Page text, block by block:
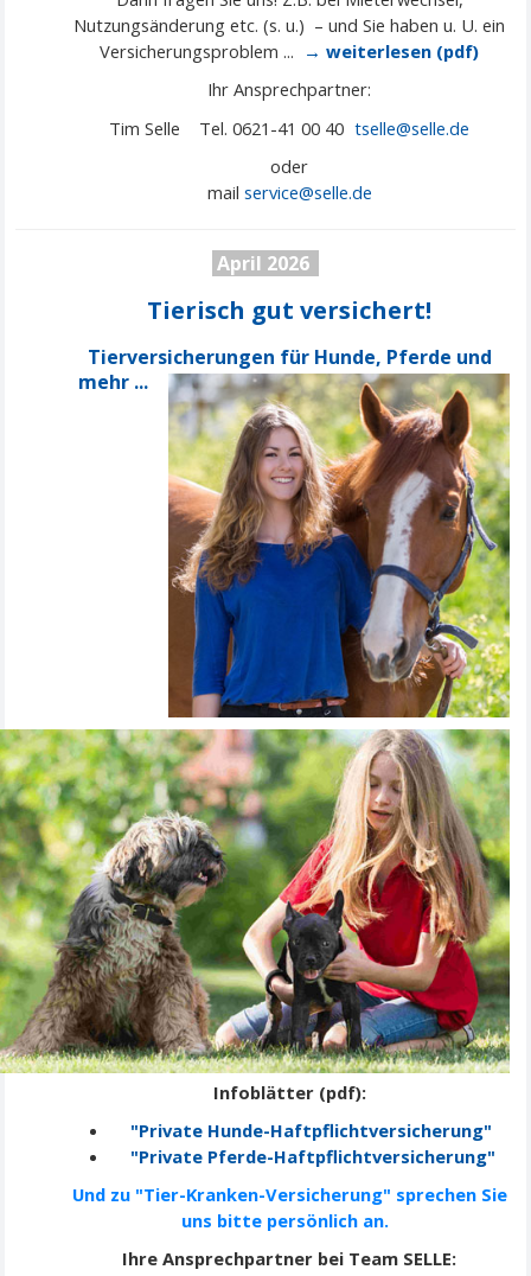
Nutzungsänderung etc. (s. u.) – und Sie haben u. U. ein
Versicherungsproblem ... → weiterlesen (pdf)
Ihr Ansprechpartner:
Tim Selle Tel. 0621-41 00 40 tselle@selle.de
oder
mail service@selle.de
April 2026
Tierisch gut versichert!
Tierversicherungen für Hunde, Pferde und
mehr ...
Infoblätter (pdf):
"Private Hunde-Haftpflichtversicherung"
"Private Pferde-Haftpflichtversicherung"
Und zu "Tier-Kranken-Versicherung" sprechen Sie
uns bitte persönlich an.
Ihre Ansprechpartner bei Team SELLE: